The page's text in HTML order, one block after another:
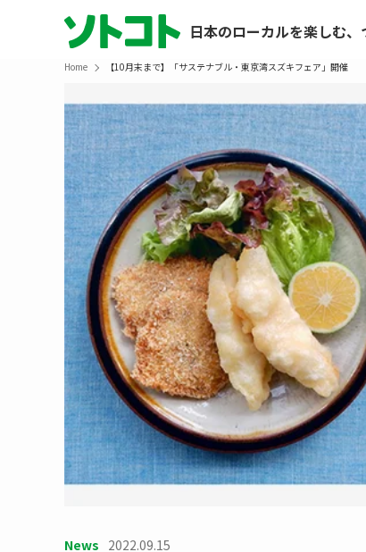
日本のローカルを楽しむ、
Home 【10月末まで】「サステナブル・東京湾スズキフェア」開催
News 2022.09.15